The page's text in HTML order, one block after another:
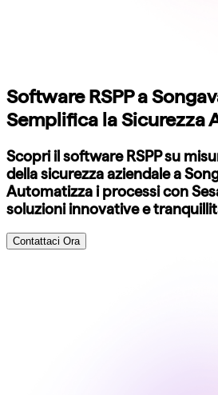
Software RSPP a
Semplifica la Sicurezza
Scopri il software RSPP su
della sicurezza aziendale a
Automatizza i processi con
soluzioni innovative e
Contattaci Ora